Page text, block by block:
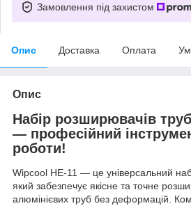
Замовлення під захистом
Опис Доставка Оплата
Опис
Набір розширювачів
— професійний
роботи!
Wipcool HE-11 — це універсальний
який забезпечує якісне та точне
алюмінієвих труб без деформацій.